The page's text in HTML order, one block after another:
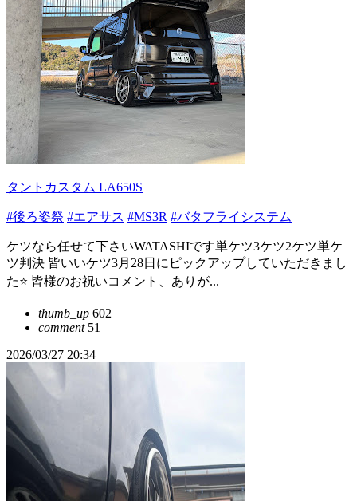
タントカスタム LA650S
#後ろ姿祭 #エアサス #MS3R #バタフライシステム
ケツなら任せて下さいWATASHIです単ケツ3ケツ2ケツ単ケ
ツ判決 皆いいケツ3月28日にピックアップしていただきまし
た⭐️ 皆様のお祝いコメント、ありが...
thumb_up 602
comment51
2026/03/27 20:34